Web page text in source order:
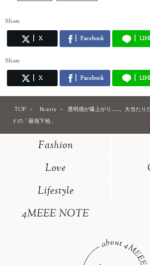
Share
X Facebook
Share
X Facebook
TOP Beauty
透明感が爆上がり……。大当たり
ドの「最強下地」
Fashion
Love
Lifestyle
4MEEE NOTE